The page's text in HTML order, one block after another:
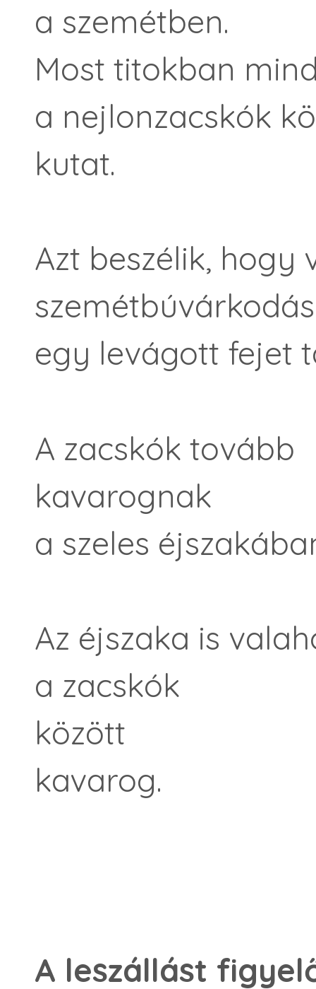
a szemétben.
Most titokban
a nejlonzacskók
kutat.
Azt beszélik, hogy
egy levágott fejet
A zacskók tovább
kavarognak
a szeles
Az éjszaka is
a zacskók
között
kavarog.
A leszállást